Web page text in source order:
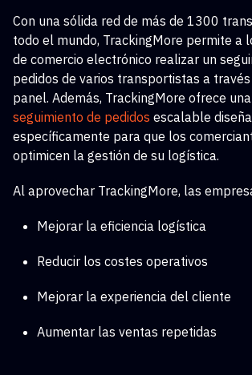
Con una sólida red de más de 1300
todo el mundo, TrackingMore permite a
de comercio electrónico realizar un
pedidos de varios transportistas a través
panel. Además, TrackingMore ofrece una
seguimiento de pedidos escalable
específicamente para que los
optimicen la gestión de su logística.
Al aprovechar TrackingMore, las
Mejorar la eficiencia logística
Reducir los costes operativos
Mejorar la experiencia del cliente
Aumentar las ventas repetidas